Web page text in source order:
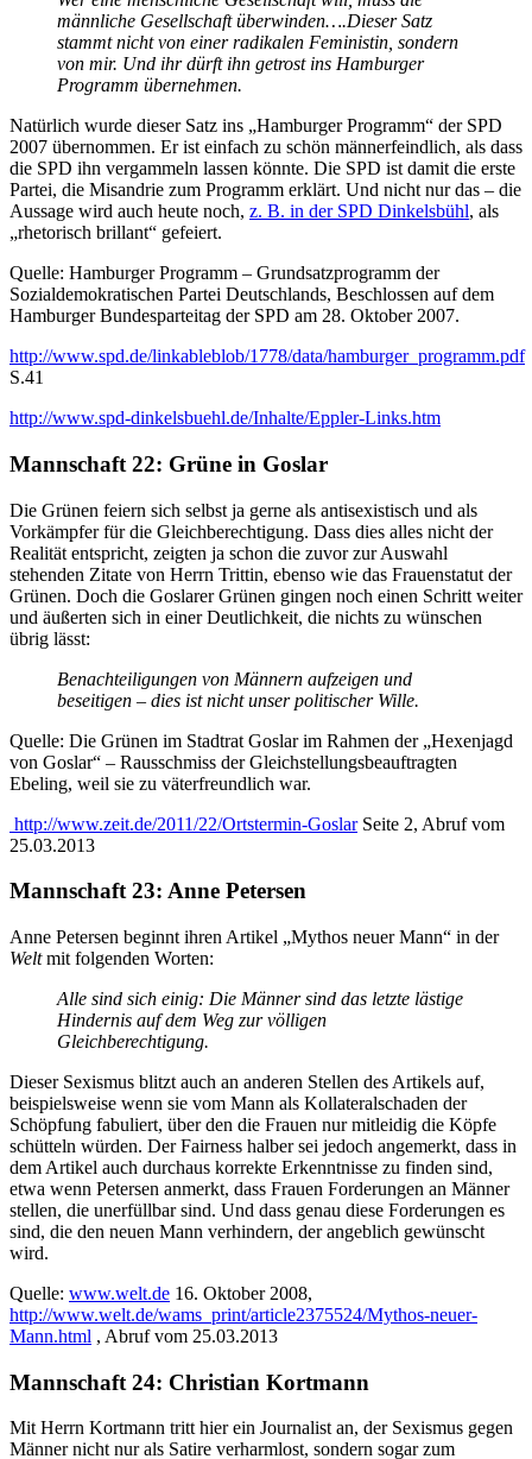
männliche Gesellschaft überwinden….Dieser Satz
stammt nicht von einer radikalen Feministin, sondern
von mir. Und ihr dürft ihn getrost ins Hamburger
Programm übernehmen.
Natürlich wurde dieser Satz ins „Hamburger Programm“ der SPD
2007 übernommen. Er ist einfach zu schön männerfeindlich, als dass
die SPD ihn vergammeln lassen könnte. Die SPD ist damit die erste
Partei, die Misandrie zum Programm erklärt. Und nicht nur das – die
Aussage wird auch heute noch, z. B. in der SPD Dinkelsbühl, als
„rhetorisch brillant“ gefeiert.
Quelle: Hamburger Programm – Grundsatzprogramm der
Sozialdemokratischen Partei Deutschlands, Beschlossen auf dem
Hamburger Bundesparteitag der SPD am 28. Oktober 2007.
http://www.spd.de/linkableblob/1778/data/hamburger_programm.pdf
S.41
http://www.spd-dinkelsbuehl.de/Inhalte/Eppler-Links.htm
Mannschaft 22: Grüne in Goslar
Die Grünen feiern sich selbst ja gerne als antisexistisch und als
Vorkämpfer für die Gleichberechtigung. Dass dies alles nicht der
Realität entspricht, zeigten ja schon die zuvor zur Auswahl
stehenden Zitate von Herrn Trittin, ebenso wie das Frauenstatut der
Grünen. Doch die Goslarer Grünen gingen noch einen Schritt weiter
und äußerten sich in einer Deutlichkeit, die nichts zu wünschen
übrig lässt:
Benachteiligungen von Männern aufzeigen und
beseitigen – dies ist nicht unser politischer Wille.
Quelle: Die Grünen im Stadtrat Goslar im Rahmen der „Hexenjagd
von Goslar“ – Rausschmiss der Gleichstellungsbeauftragten
Ebeling, weil sie zu väterfreundlich war.
http://www.zeit.de/2011/22/Ortstermin-GoslarSeite 2, Abruf vom
25.03.2013
Mannschaft 23: Anne Petersen
Anne Petersen beginnt ihren Artikel „Mythos neuer Mann“ in der
Weltmit folgenden Worten:
Alle sind sich einig: Die Männer sind das letzte lästige
Hindernis auf dem Weg zur völligen
Gleichberechtigung.
Dieser Sexismus blitzt auch an anderen Stellen des Artikels auf,
beispielsweise wenn sie vom Mann als Kollateralschaden der
Schöpfung fabuliert, über den die Frauen nur mitleidig die Köpfe
schütteln würden. Der Fairness halber sei jedoch angemerkt, dass in
dem Artikel auch durchaus korrekte Erkenntnisse zu finden sind,
etwa wenn Petersen anmerkt, dass Frauen Forderungen an Männer
stellen, die unerfüllbar sind. Und dass genau diese Forderungen es
sind, die den neuen Mann verhindern, der angeblich gewünscht
wird.
Quelle: www.welt.de 16. Oktober 2008,
http://www.welt.de/wams_print/article2375524/Mythos-neuer-
Mann.html , Abruf vom 25.03.2013
Mannschaft 24: Christian Kortmann
Mit Herrn Kortmann tritt hier ein Journalist an, der Sexismus gegen
Männer nicht nur als Satire verharmlost, sondern sogar zum